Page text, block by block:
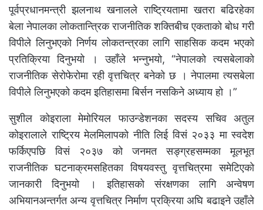
पूर्वप्रधानमन्त्री झलनाथ खनालले राष्ट्रियतामा खतरा बढिरहेका
बेला नेपालका लोकतान्त्रिक राजनीतिक शक्तिबीच एकताको बोध गरी
विपीले लिनुभएको निर्णय लोकतन्त्रका लागि साहसिक कदम भएको
प्रतिक्रिया दिनुभयो । उहाँले भन्नुभयो, “नेपालको त्यसबेलाको
राजनीतिक सेरोफेरोमा रही वृत्तचित्र बनेको छ । नेपालमा त्यसबेला
विपीले लिनुभएको कदम इतिहासमा बिर्सन नसकिने अध्याय हो ।”
सुशील कोइराला मेमोरियल फाउन्डेशनका सदस्य सचिव अतुल
कोइरालाले राष्ट्रिय मेलमिलापको नीति लिई विसं २०३३ मा स्वदेश
फर्किएपछि विसं २०३७ को जनमत सङ्ग्रहसम्मका मूलभूत
राजनीतिक घटनाक्रमसहितका विषयवस्तु वृत्तचित्रमा समेटिएको
जानकारी दिनुभयो । इतिहासको संरक्षणका लागि अन्वेषण
अभियानअन्तर्गत अन्य वृत्तचित्र निर्माण प्रक्रिया अघि बढाइने उहाँले